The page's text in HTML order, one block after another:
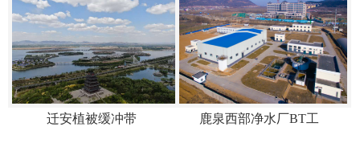
迁安植被缓冲带 鹿泉西部净水厂BT工